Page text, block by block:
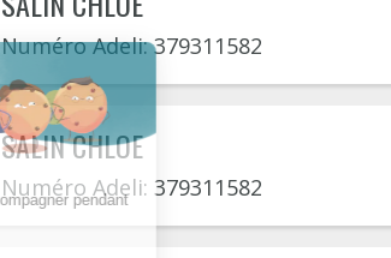
Numéro Adeli: 379311582
SALIN CHLOE
Numéro Adeli: 379311582